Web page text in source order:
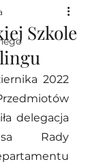
Szkole
2022
delegacja
Rady